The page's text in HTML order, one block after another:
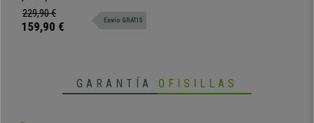
cm, color Blanco
Robusta estructura de madera
con tres cajones para almacenaje.
229,90 €
159,90 € Envio GRATIS
GARANTÍA OFISILLAS